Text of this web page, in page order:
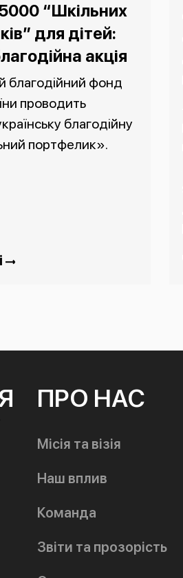
“Шкільних
для дітей:
акція
благодійний фонд
проводить
благодійну
портфелик».
ПРО НАС
Місія та візія
Наш вплив
Команда
Звіти та прозорість